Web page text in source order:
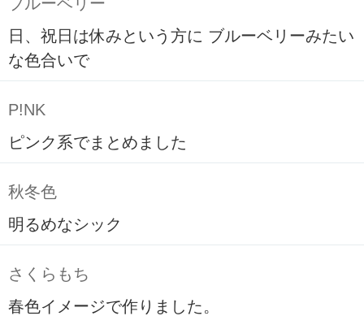
日、祝日は休みという方に ブルーベリーみたい
な色合いで
P!NK
ピンク系でまとめました
秋冬色
明るめなシック
さくらもち
春色イメージで作りました。